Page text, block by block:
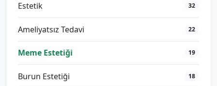
Estetik 32
Ameliyatsız Tedavi 22
Meme Estetiği 19
Burun Estetiği 18